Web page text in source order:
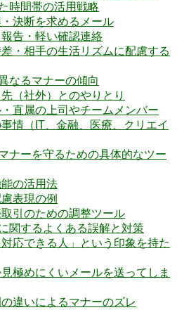
時間帯の活用戦略
決断を求めるメール
告・軽い確認連絡
・相手の生活リズムに配慮する
なるマナーの傾向
（社外）とのやりとり
直属の上司やチームメンバー
情（IT、金融、医療、クリエイ
ナーを守るための具体的なツー
の活用法
表現の例
引のための調整ツール
関するよくある誤解と対策
対応できる人」という印象を持た
極めにくいメールを送ってしま
違いによるマナーのズレ